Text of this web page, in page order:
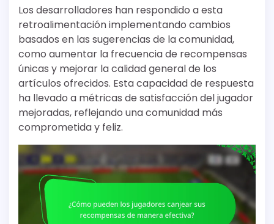
Los desarrolladores han respondido a esta
retroalimentación implementando cambios
basados en las sugerencias de la comunidad,
como aumentar la frecuencia de recompensas
únicas y mejorar la calidad general de los
artículos ofrecidos. Esta capacidad de respuesta
ha llevado a métricas de satisfacción del jugador
mejoradas, reflejando una comunidad más
comprometida y feliz.